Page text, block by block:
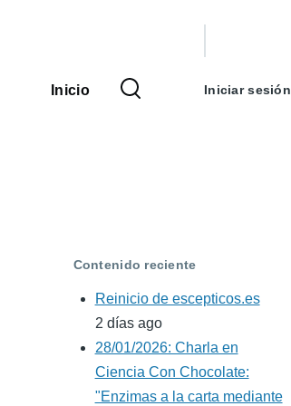
Navegación
Inicio Iniciar sesión
Contenido reciente
Reinicio de escepticos.es
2 días ago
28/01/2026: Charla en
Ciencia Con Chocolate:
"Enzimas a la carta mediante